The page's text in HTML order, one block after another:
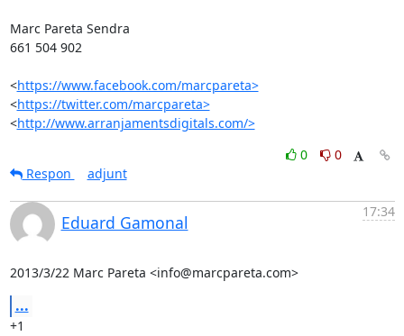
Marc Pareta Sendra
661 504 902
<https://www.facebook.com/marcpareta>
<https://twitter.com/marcpareta>
<http://www.arranjamentsdigitals.com/>
0
0
Respon
adjunt
Eduard Gamonal
17:34
2013/3/22 Marc Pareta <info@marcpareta.com>
...
+1